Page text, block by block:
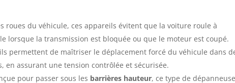
roues du véhicule, ces appareils évitent que la voiture roule à
lorsque la transmission est bloquée ou que le moteur est coupé.
permettent de maîtriser le déplacement forcé du véhicule dans
en assurant une tension contrôlée et sécurisée.
pour passer sous les barrières hauteur, ce type de dépanneuse